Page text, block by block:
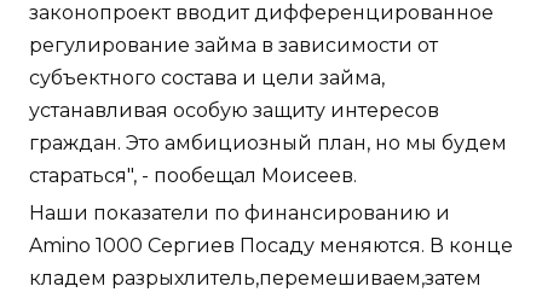
законопроект вводит дифференцированное
регулирование займа в зависимости от
субъектного состава и цели займа,
устанавливая особую защиту интересов
граждан. Это амбициозный план, но мы будем
стараться", - пообещал Моисеев.
Наши показатели по финансированию и
Amino 1000 Сергиев Посаду меняются. В конце
кладем разрыхлитель,перемешиваем,затем